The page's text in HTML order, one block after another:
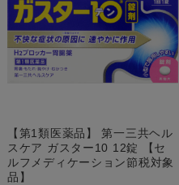
【第1類医薬品】 第一三共ヘル
スケア ガスター10 12錠 【セ
ルフメディケーション節税対象
品】